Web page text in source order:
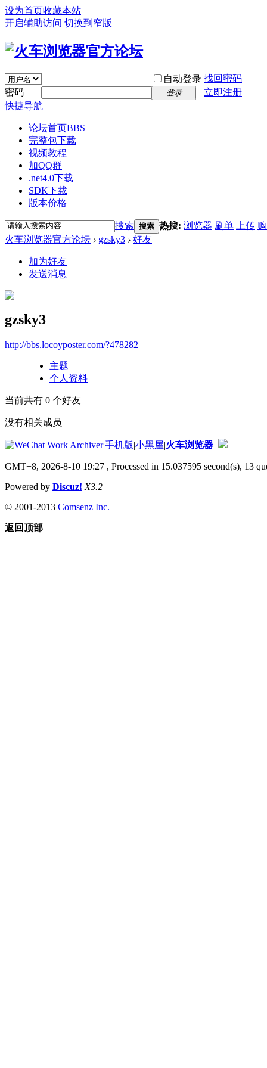
设为首页收藏本站
开启辅助访问 切换到窄版
自动登录 找回密码
密码
登录
立即注册
快捷导航
论坛首页BBS
完整包下载
视频教程
加QQ群
.net4.0下载
SDK下载
版本价格
搜索 搜索 热搜: 浏览器 刷单 上传
火车浏览器官方论坛 › gzsky3 › 好友
加为好友
发送消息
gzsky3
http://bbs.locoyposter.com/?478282
主题
个人资料
当前共有 0 个好友
没有相关成员
|Archiver|手机版|小黑屋|火车浏览器
GMT+8, 2026-8-10 19:27 , Processed in 15.037595 second(s), 13
Powered by Discuz! X3.2
© 2001-2013 Comsenz Inc.
返回顶部